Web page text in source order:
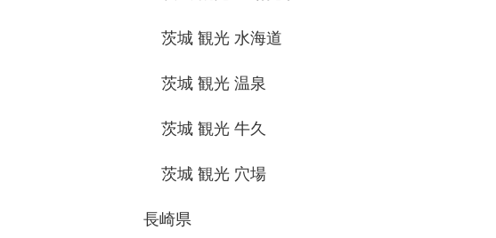
茨城 観光 水海道
茨城 観光 温泉
茨城 観光 牛久
茨城 観光 穴場
長崎県